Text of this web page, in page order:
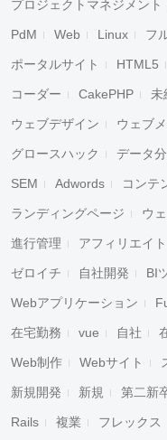
プロジェクトマネジメント
PdM Web Linux フ
ポータルサイト HTML5
コーダー CakePHP 未
ウェブデザイン ウェブ
グロースハック データ
SEM Adwords コンテ
ランディングページ ウ
進行管理 アフィリエイト
ゼロイチ 自社開発 BI
Webアプリケーション
在宅勤務 vue 自社
Web制作 Webサイト
新規開発 新規 第二新
Rails 複業 フレックス